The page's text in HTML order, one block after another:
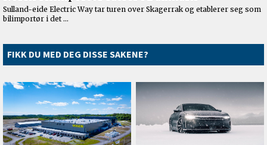
FIKK DU MED DEG DISSE SAKENE?